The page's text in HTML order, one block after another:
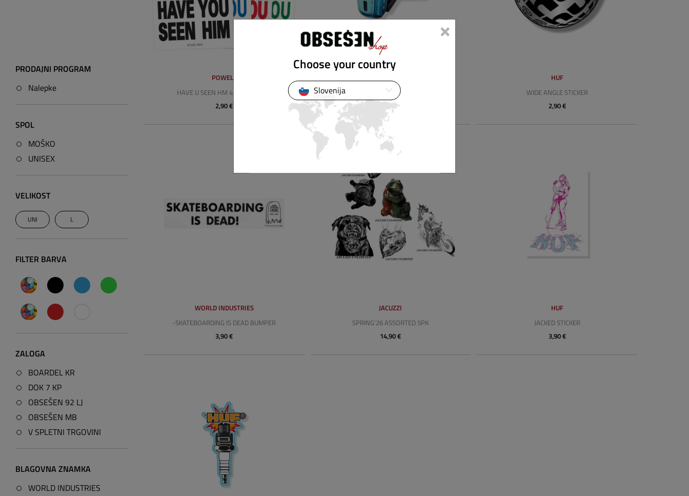
POWELL
HAVE U SEEN HM 4 COLORWAYS
2,90 €
H CAM STICKER
2,90 €
HUF
WIDE ANGLE STICKER
2,90 €
WORLD INDUSTRIES
-SKATEBOARDING IS DEAD BUMPER
3,90 €
JACUZZI
SPRING'26 ASSORTED 5PK
14,90 €
HUF
JACKED STICKER
3,90 €
PRODAJNI PROGRAM
Nalepke
SPOL
MOŠKO
UNISEX
VELIKOST
UNI L
FILTER BARVA
ZALOGA
BOARDEL KR
DOK 7 KP
OBSEŠEN 92 LJ
OBSEŠEN MB
V SPLETNI TRGOVINI
BLAGOVNA ZNAMKA
WORLD INDUSTRIES
×
Choose your country
Slovenija